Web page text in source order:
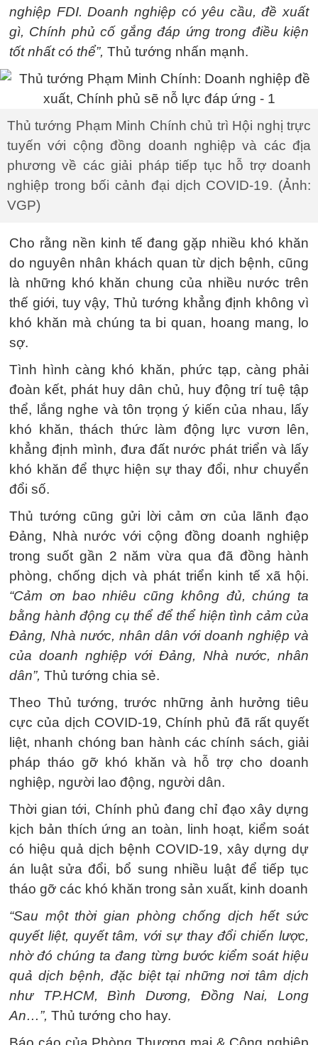
nghiệp FDI. Doanh nghiệp có yêu cầu, đề xuất
gì, Chính phủ cố gắng đáp ứng trong điều kiện
tốt nhất có thể”, Thủ tướng nhấn mạnh.
Thủ tướng Phạm Minh Chính chủ trì Hội nghị trực
tuyến với cộng đồng doanh nghiệp và các địa
phương về các giải pháp tiếp tục hỗ trợ doanh
nghiệp trong bối cảnh đại dịch COVID-19. (Ảnh:
VGP)
Cho rằng nền kinh tế đang gặp nhiều khó khăn
do nguyên nhân khách quan từ dịch bệnh, cũng
là những khó khăn chung của nhiều nước trên
thế giới, tuy vậy, Thủ tướng khẳng định không vì
khó khăn mà chúng ta bi quan, hoang mang, lo
sợ.
Tình hình càng khó khăn, phức tạp, càng phải
đoàn kết, phát huy dân chủ, huy động trí tuệ tập
thể, lắng nghe và tôn trọng ý kiến của nhau, lấy
khó khăn, thách thức làm động lực vươn lên,
khẳng định mình, đưa đất nước phát triển và lấy
khó khăn để thực hiện sự thay đổi, như chuyển
đổi số.
Thủ tướng cũng gửi lời cảm ơn của lãnh đạo
Đảng, Nhà nước với cộng đồng doanh nghiệp
trong suốt gần 2 năm vừa qua đã đồng hành
phòng, chống dịch và phát triển kinh tế xã hội.
“Cảm ơn bao nhiêu cũng không đủ, chúng ta
bằng hành động cụ thể để thể hiện tình cảm của
Đảng, Nhà nước, nhân dân với doanh nghiệp và
của doanh nghiệp với Đảng, Nhà nước, nhân
dân”, Thủ tướng chia sẻ.
Theo Thủ tướng, trước những ảnh hưởng tiêu
cực của dịch COVID-19, Chính phủ đã rất quyết
liệt, nhanh chóng ban hành các chính sách, giải
pháp tháo gỡ khó khăn và hỗ trợ cho doanh
nghiệp, người lao động, người dân.
Thời gian tới, Chính phủ đang chỉ đạo xây dựng
kịch bản thích ứng an toàn, linh hoạt, kiểm soát
có hiệu quả dịch bệnh COVID-19, xây dựng dự
án luật sửa đổi, bổ sung nhiều luật để tiếp tục
tháo gỡ các khó khăn trong sản xuất, kinh doanh
“Sau một thời gian phòng chống dịch hết sức
quyết liệt, quyết tâm, với sự thay đổi chiến lược,
nhờ đó chúng ta đang từng bước kiểm soát hiệu
quả dịch bệnh, đặc biệt tại những nơi tâm dịch
như TP.HCM, Bình Dương, Đồng Nai, Long
An…”, Thủ tướng cho hay.